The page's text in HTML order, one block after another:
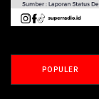
POPULER